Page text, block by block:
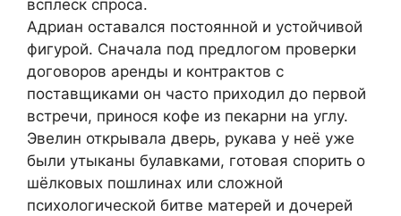
всплеск спроса.
Адриан оставался постоянной и устойчивой
фигурой. Сначала под предлогом проверки
договоров аренды и контрактов с
поставщиками он часто приходил до первой
встречи, принося кофе из пекарни на углу.
Эвелин открывала дверь, рукава у неё уже
были утыканы булавками, готовая спорить о
шёлковых пошлинах или сложной
психологической битве матерей и дочерей